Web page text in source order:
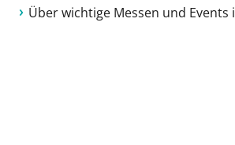
Über wichtige Messen und